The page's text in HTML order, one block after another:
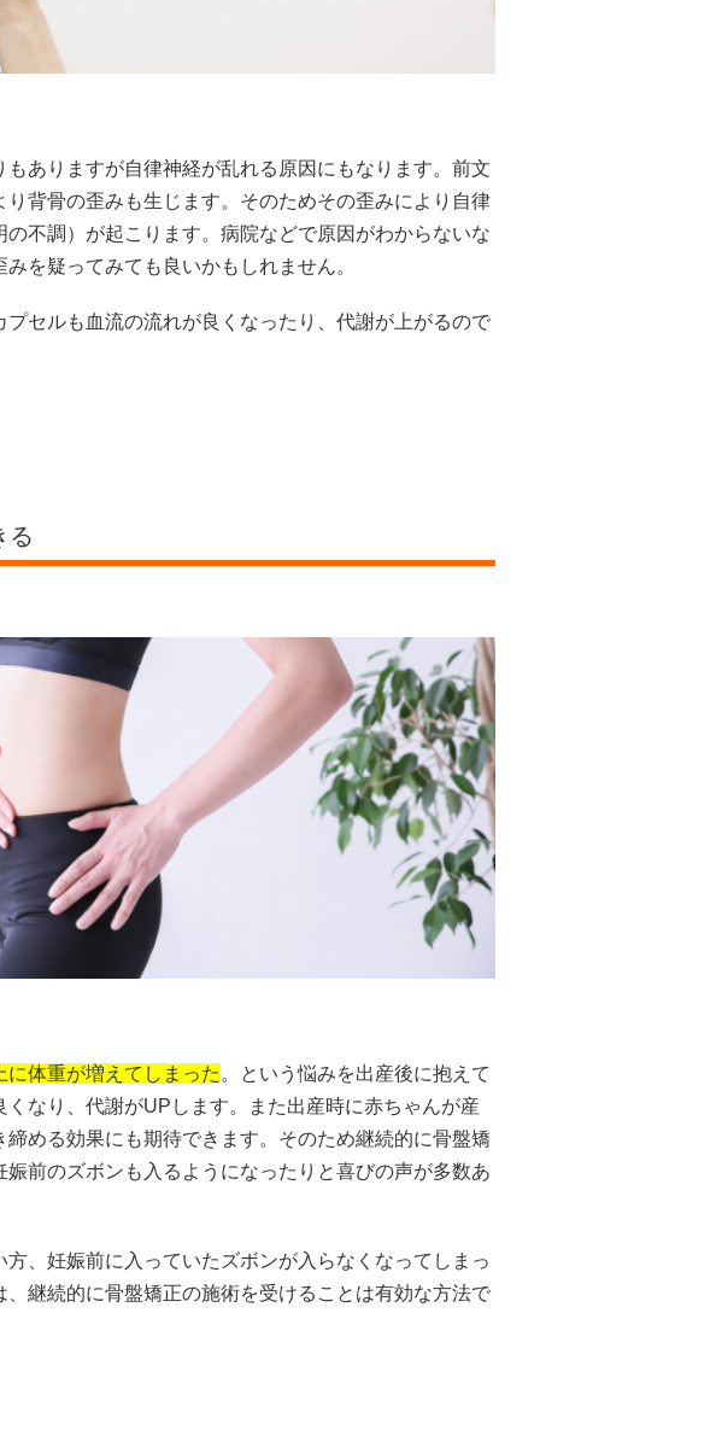
ありますが自律神経が乱れる原因にもなります。前文
背骨の歪みも生じます。そのためその歪みにより自律
不調）が起こります。病院などで原因がわからないな
を疑ってみても良いかもしれません。
セルも血流の流れが良くなったり、代謝が上がるので
る
に体重が増えてしまった 。という悩みを出産後に抱えて
なり、代謝がUPします。また出産時に赤ちゃんが産
める効果にも期待できます。そのため継続的に骨盤矯
前のズボンも入るようになったりと喜びの声が多数あ
、妊娠前に入っていたズボンが入らなくなってしまっ
継続的に骨盤矯正の施術を受けることは有効な方法で